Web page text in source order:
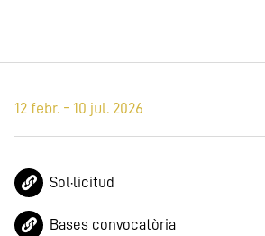
12 febr. - 10 jul. 2026
Sol·licitud
Bases convocatòria